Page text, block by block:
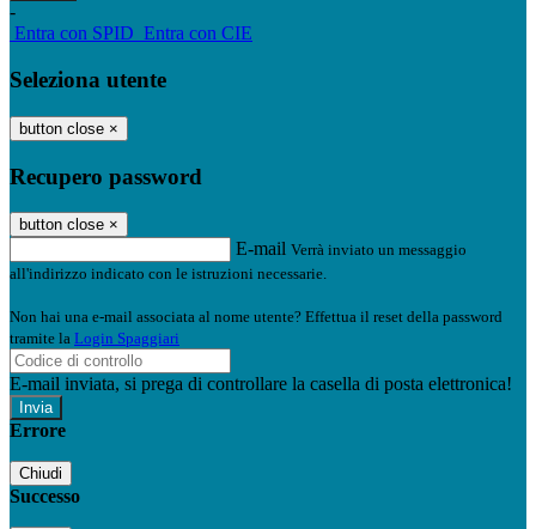
-
Entra con SPID Entra con CIE
Seleziona utente
button close ×
Recupero password
button close ×
E-mail Verrà inviato un messaggio
all'indirizzo indicato con le istruzioni necessarie.
Non hai una e-mail associata al nome utente? Effettua il reset della password
tramite la Login Spaggiari
E-mail inviata, si prega di controllare la casella di posta elettronica!
Errore
Chiudi
Successo